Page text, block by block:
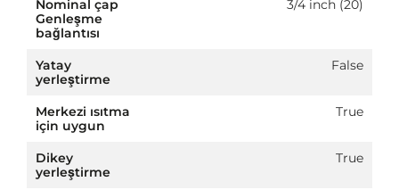
Nominal çap
Genleşme
bağlantısı
3/4 inch (20)
Yatay
yerleştirme
False
Merkezi ısıtma
için uygun
True
Dikey
yerleştirme
True